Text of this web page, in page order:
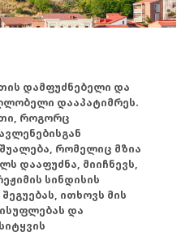
დამფუძნებელი და
დააპატიმრეს.
როგორც
რომელიც მზია
დააფუძნა, მიიჩნევს,
სინდისის
ითხოვს მის
და